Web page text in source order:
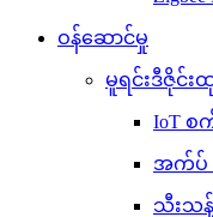
ဝန်ဆောင်မှု
မူရင်းဒီဇိုင်
IoT စ
အက်ပ်
သီးသန့်